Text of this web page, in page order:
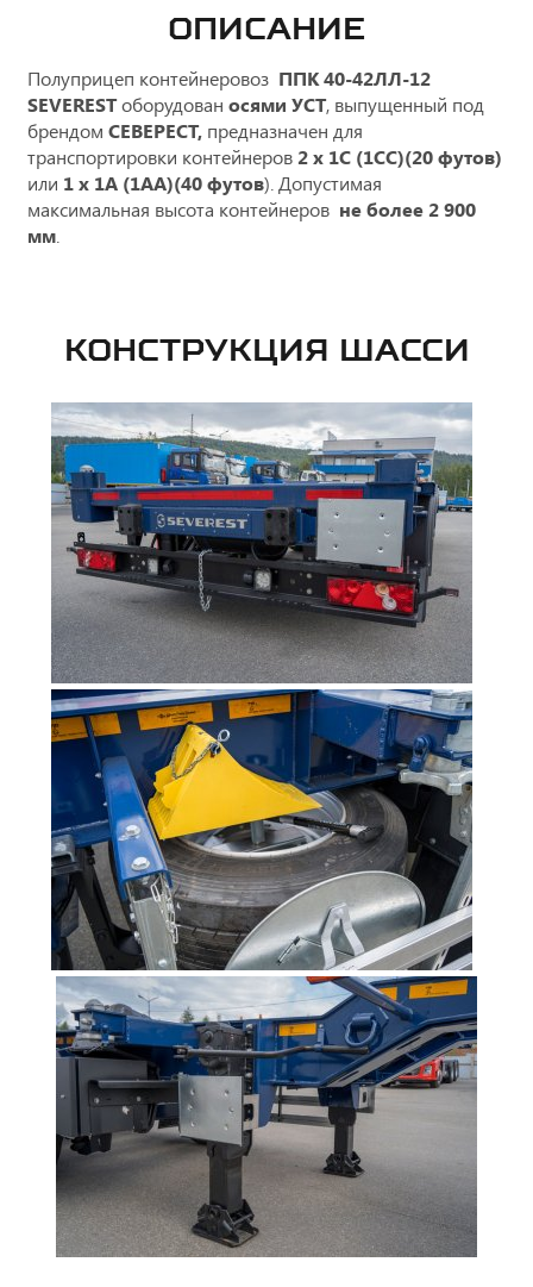
ОПИСАНИЕ
Полуприцеп контейнеровоз ППК 40-42ЛЛ-12
SEVERESTоборудован осями УСТ, выпущенный под
брендом СЕВЕРЕСТ, предназначен для
транспортировки контейнеров 2 х 1С (1СС)(20 футов)
или 1 х 1А (1АА)(40 футов). Допустимая
максимальная высота контейнеров не более 2 900
мм
КОНСТРУКЦИЯ ШАССИ